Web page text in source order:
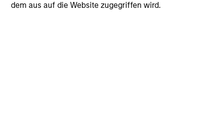
dem aus auf die Website zugegriffen wird.